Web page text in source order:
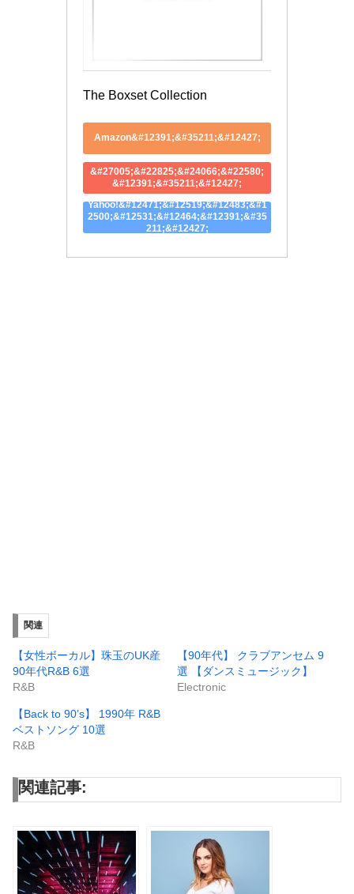
The Boxset Collection
Amazon&#12391;&#35211;&#12427;
&#27005;&#22825;&#24066;&#22580;
&#12391;&#35211;&#12427;
Yahoo!&#12471;&#12519;&#12483;&#1
2500;&#12531;&#12464;&#12391;&#35
211;&#12427;
関連
【女性ボーカル】珠玉のUK産
90年代R&B 6選
R&B
【90年代】 クラブアンセム 9
選 【ダンスミュージック】
Electronic
【Back to 90’s】 1990年 R&B
ベストソング 10選
R&B
関連記事: